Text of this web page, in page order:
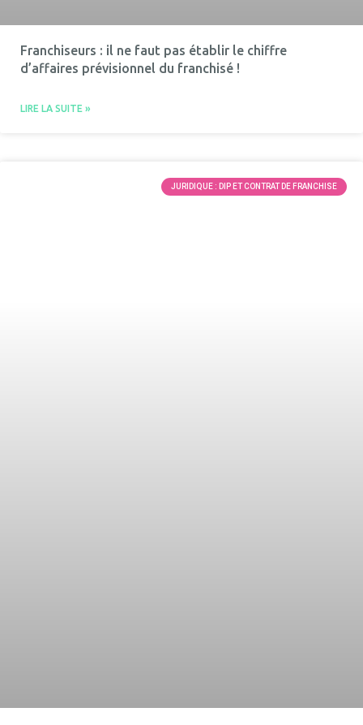
Franchiseurs : il ne faut pas établir le chiffre
d’affaires prévisionnel du franchisé !
LIRE LA SUITE »
JURIDIQUE : DIP ET CONTRAT DE FRANCHISE